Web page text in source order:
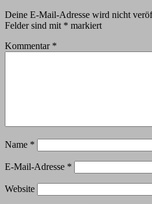
Deine E-Mail-Adresse wird nicht
Felder sind mit * markiert
Kommentar *
Name *
E-Mail-Adresse *
Website